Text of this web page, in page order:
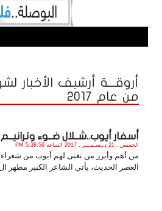
أروقـــة أرشيف الأخبار
من عام 2017
أسفار أيوب..شــلال ضــوء
الخميس , 21 ديـسـمـبـر , 2017 الساعة 5:38:56 PM
من أهم وأبرز من تغنى لهم أيوب من شعراء
العصر الحديث، يأتي الشاعر الكبير مطهر ال.